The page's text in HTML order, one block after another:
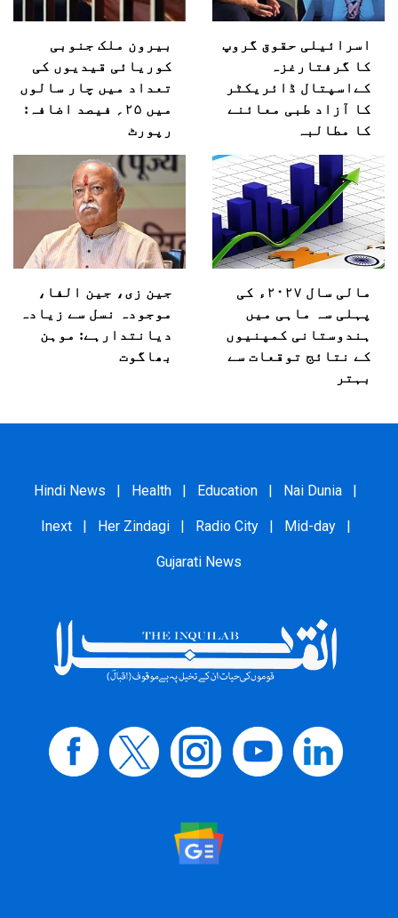
اسرائیلی حقوق گروپ
کا گرفتارغزہ
کےاسپتال ڈائریکٹر
کا آزاد طبی معائنے
کا مطالبہ
بیرون ملک جنوبی
کوریائی قیدیوں کی
تعداد میں چار سالوں
میں ۲۵؍ فیصد اضافہ:
رپورٹ
مالی سال ۲۰۲۷ء کی
پہلی سہ ماہی میں
ہندوستانی کمپنیوں
کے نتائج توقعات سے
بہتر
جین زی، جین الفا،
موجودہ نسل سے زیادہ
دیانتدارہے: موہن
بھاگوت
Hindi News | Health | Education | Nai Dunia |
Inext | Her Zindagi | Radio City | Mid-day |
Gujarati News